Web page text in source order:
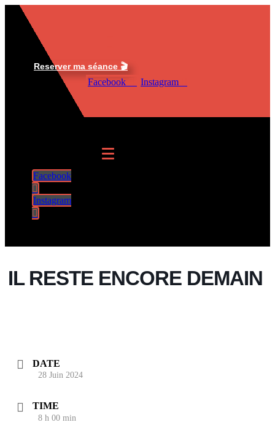
Aller
contenu
Reserver ma séance 🎬
Facebook Instagram
Facebook
Instagram
IL RESTE ENCORE DEMAIN
DATE
28 Juin 2024
TIME
8 h 00 min